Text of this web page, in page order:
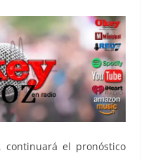
continuará el pronóstico